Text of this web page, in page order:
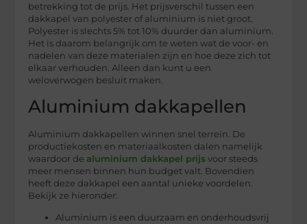
betrekking tot de prijs. Het prijsverschil tussen een
dakkapel van polyester of aluminium is niet groot.
Polyester is slechts 5% tot 10% duurder dan aluminium.
Het is daarom belangrijk om te weten wat de voor- en
nadelen van deze materialen zijn en hoe deze zich tot
elkaar verhouden. Alleen dan kunt u een
weloverwogen besluit maken.
Aluminium dakkapellen
Aluminium dakkapellen winnen snel terrein. De
productiekosten en materiaalkosten dalen namelijk
waardoor de aluminium dakkapel prijs voor steeds
meer mensen binnen hun budget valt. Bovendien
heeft deze dakkapel een aantal unieke voordelen.
Bekijk ze hieronder:
Aluminium is een duurzaam en onderhoudsvrij